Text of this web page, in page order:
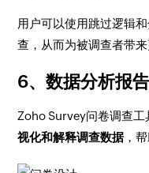
用户可以使用跳过逻辑
查，从而为被调查者带来
6、数据分析报告
Zoho Survey问卷调查
视化和解释调查数据 ，